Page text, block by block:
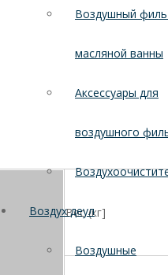
Вес (кг]
Воздушный
масляной ванны
Аксессуары для
воздушного
Воздух деул
Воздушные